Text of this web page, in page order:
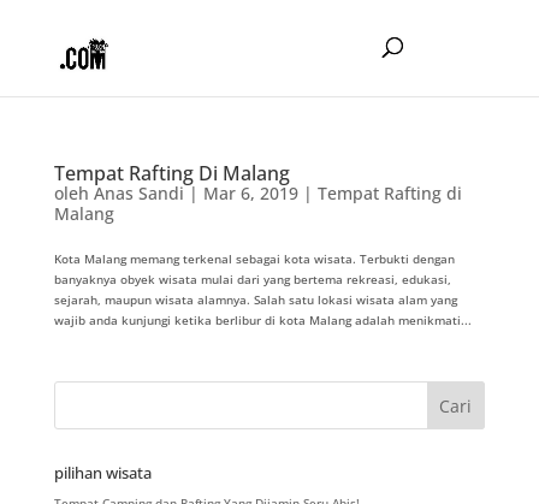
Tempat Rafting Di Malang
oleh Anas Sandi| Mar 6, 2019| Tempat Rafting di
Malang
Kota Malang memang terkenal sebagai kota wisata. Terbukti dengan
banyaknya obyek wisata mulai dari yang bertema rekreasi, edukasi,
sejarah, maupun wisata alamnya. Salah satu lokasi wisata alam yang
wajib anda kunjungi ketika berlibur di kota Malang adalah menikmati...
pilihan wisata